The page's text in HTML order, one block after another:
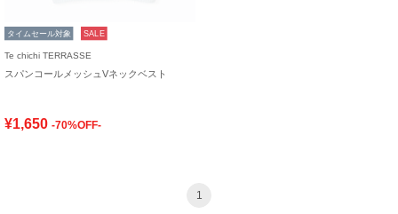
タイムセール対象 SALE
Te chichi TERRASSE
スパンコールメッシュVネックベスト
¥1,650 -70%OFF-
1